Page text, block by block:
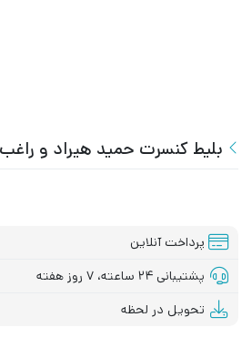
بلیط کنسرت حمید هیراد و راغب | 4 آذر
پرداخت آنلاین
پشتیبانی ۲۴ ساعته، ۷ روز هفته
تحویل در لحظه